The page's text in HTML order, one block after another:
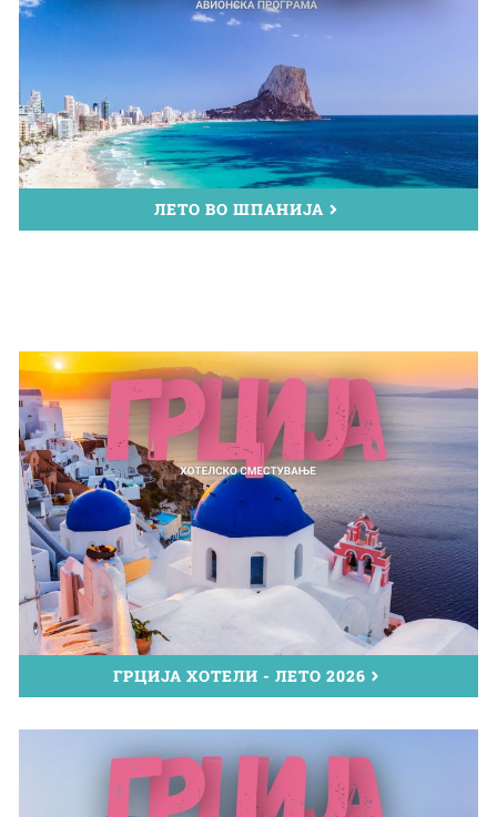
ЛЕТО ВО ШПАНИЈА
ГРЦИЈА ХОТЕЛИ - ЛЕТО 2026